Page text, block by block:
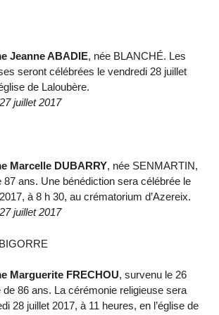
Jeanne ABADIE, née BLANCHÉ. Les
seront célébrées le vendredi 28 juillet
de Laloubère.
juillet 2017
Marcelle DUBARRY, née SENMARTIN,
87 ans. Une bénédiction sera célébrée le
à 8 h 30, au crématorium d’Azereix.
juillet 2017
Marguerite FRECHOU, survenu le 26
de 86 ans. La cérémonie religieuse sera
28 juillet 2017, à 11 heures, en l’église de